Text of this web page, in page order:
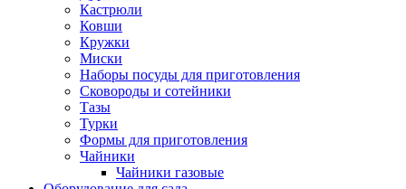
Кастрюли
Ковши
Кружки
Миски
Наборы посуды для приготовления
Сковороды и сотейники
Тазы
Турки
Формы для приготовления
Чайники
Чайники газовые